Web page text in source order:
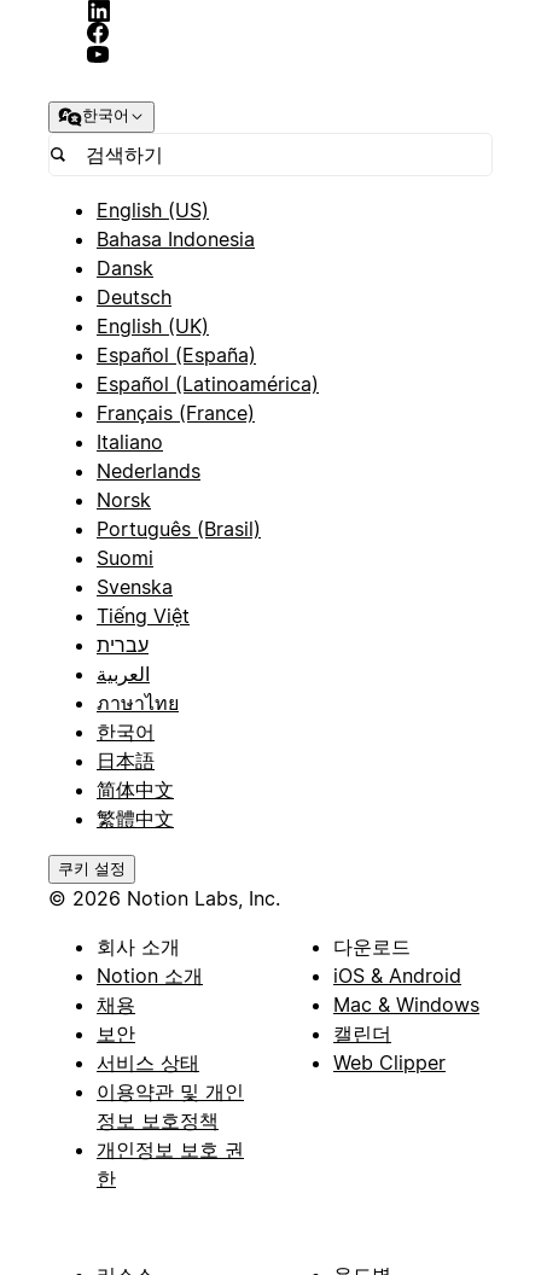
한국어
English (US)
Bahasa Indonesia
Dansk
Deutsch
English (UK)
Español (España)
Español (Latinoamérica)
Français (France)
Italiano
Nederlands
Norsk
Português (Brasil)
Suomi
Svenska
Tiếng Việt
עברית
العربية
ภาษาไทย
한국어
日本語
简体中文
繁體中文
쿠키 설정
© 2026 Notion Labs, Inc.
회사 소개
Notion 소개
채용
보안
서비스 상태
이용약관 및 개인
정보 보호정책
개인정보 보호 권
한
다운로드
iOS & Android
Mac & Windows
캘린더
Web Clipper